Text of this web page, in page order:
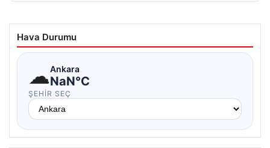
Hava Durumu
☁Ankara
NaN°C
ŞEHIR SEÇ